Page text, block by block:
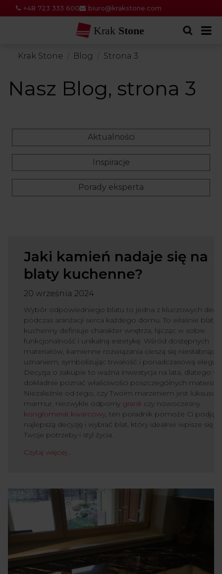
+48 723 333 600 biuro@krakstone.com
Krak Stone
Krak Stone Blog Strona 3
Nasz Blog, strona 3
Aktualności
Inspiracje
Porady eksperta
Jaki kamień nadaje się na
blaty kuchenne?
20 września 2024
Wybór odpowiedniego blatu to jedna z kluczowych
podczas aranżacji serca każdego domu. To właśnie blat
kuchenny definiuje charakter wnętrza, łącząc w sobie
funkcjonalność i unikalną estetykę. Wśród dostępnych
materiałów, kamienne rozwiązania cieszą się
uznaniem, symbolizując trwałość i ponadczasową
Decyzja o zakupie to ważna inwestycja na lata, dlatego
dokładnie poznać właściwości poszczególnych
Niezależnie od tego, czy Twoim marzeniem jest
marmur, niezwykle odporny granit czy nowoczesny
konglomerat kwarcowy, ten poradnik pomoże Ci podjąć
najlepszą decyzję i wybrać blat, który idealnie wpisze się w
Twoje potrzeby i styl życia.
Czytaj więcej…